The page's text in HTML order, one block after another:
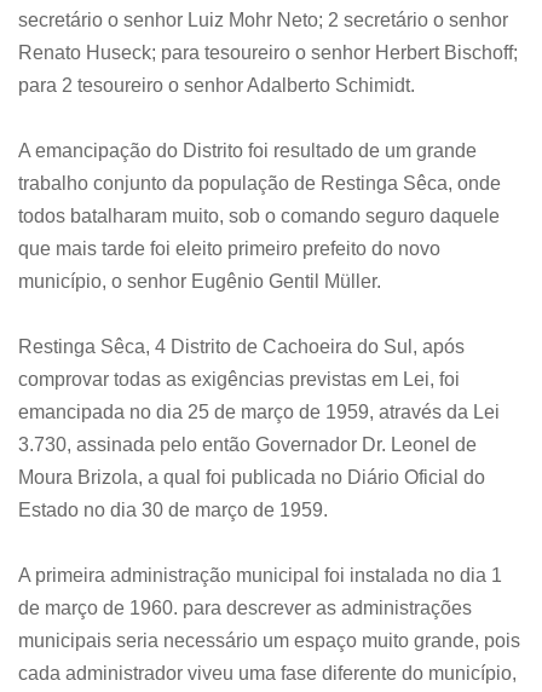
secretário o senhor Luiz Mohr Neto; 2 secretário o senhor
Renato Huseck; para tesoureiro o senhor Herbert Bischoff;
para 2 tesoureiro o senhor Adalberto Schimidt.
A emancipação do Distrito foi resultado de um grande
trabalho conjunto da população de Restinga Sêca, onde
todos batalharam muito, sob o comando seguro daquele
que mais tarde foi eleito primeiro prefeito do novo
município, o senhor Eugênio Gentil Müller.
Restinga Sêca, 4 Distrito de Cachoeira do Sul, após
comprovar todas as exigências previstas em Lei, foi
emancipada no dia 25 de março de 1959, através da Lei
3.730, assinada pelo então Governador Dr. Leonel de
Moura Brizola, a qual foi publicada no Diário Oficial do
Estado no dia 30 de março de 1959.
A primeira administração municipal foi instalada no dia 1
de março de 1960. para descrever as administrações
municipais seria necessário um espaço muito grande, pois
cada administrador viveu uma fase diferente do município,